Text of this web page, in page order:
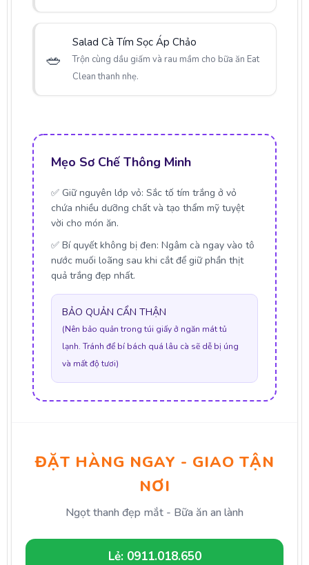
🥗
Salad Cà Tím Sọc Áp Chảo
Trộn cùng dầu giấm và rau mầm cho bữa ăn Eat
Clean thanh nhẹ.
Mẹo Sơ Chế Thông Minh
✅ Giữ nguyên lớp vỏ: Sắc tố tím trắng ở vỏ
chứa nhiều dưỡng chất và tạo thẩm mỹ tuyệt
vời cho món ăn.
✅ Bí quyết không bị đen: Ngâm cà ngay vào tô
nước muối loãng sau khi cắt để giữ phần thịt
quả trắng đẹp nhất.
BẢO QUẢN CẨN THẬN
(Nên bảo quản trong túi giấy ở ngăn mát tủ
lạnh. Tránh để bí bách quá lâu cà sẽ dễ bị úng
và mất độ tươi)
ĐẶT HÀNG NGAY - GIAO TẬN
NƠI
Ngọt thanh đẹp mắt - Bữa ăn an lành
Lẻ: 0911.018.650